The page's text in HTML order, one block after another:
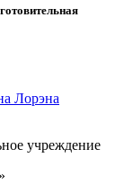
Лорэна
учреждение